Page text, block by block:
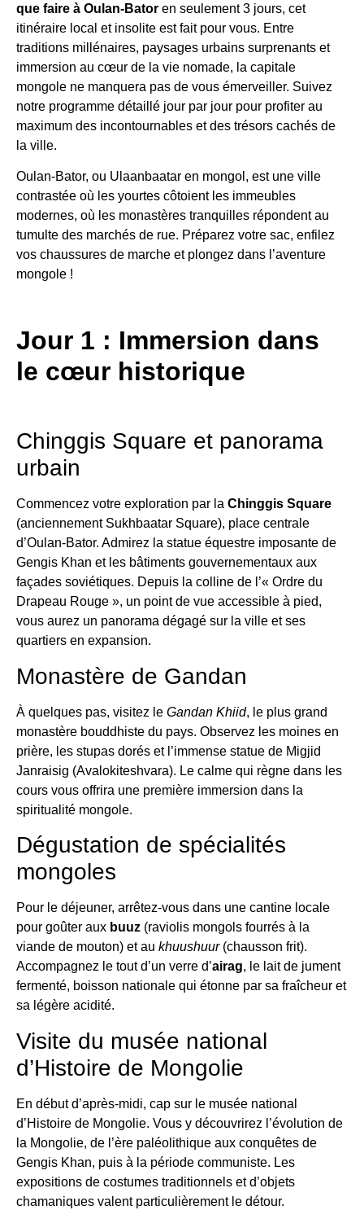
que faire à Oulan-Bator en seulement 3 jours, cet
itinéraire local et insolite est fait pour vous. Entre
traditions millénaires, paysages urbains surprenants et
immersion au cœur de la vie nomade, la capitale
mongole ne manquera pas de vous émerveiller. Suivez
notre programme détaillé jour par jour pour profiter au
maximum des incontournables et des trésors cachés de
la ville.
Oulan-Bator, ou Ulaanbaatar en mongol, est une ville
contrastée où les yourtes côtoient les immeubles
modernes, où les monastères tranquilles répondent au
tumulte des marchés de rue. Préparez votre sac, enfilez
vos chaussures de marche et plongez dans l’aventure
mongole !
Jour 1 : Immersion dans
le cœur historique
Chinggis Square et panorama
urbain
Commencez votre exploration par la Chinggis Square
(anciennement Sukhbaatar Square), place centrale
d’Oulan-Bator. Admirez la statue équestre imposante de
Gengis Khan et les bâtiments gouvernementaux aux
façades soviétiques. Depuis la colline de l’« Ordre du
Drapeau Rouge », un point de vue accessible à pied,
vous aurez un panorama dégagé sur la ville et ses
quartiers en expansion.
Monastère de Gandan
À quelques pas, visitez le Gandan Khiid, le plus grand
monastère bouddhiste du pays. Observez les moines en
prière, les stupas dorés et l’immense statue de Migjid
Janraisig (Avalokiteshvara). Le calme qui règne dans les
cours vous offrira une première immersion dans la
spiritualité mongole.
Dégustation de spécialités
mongoles
Pour le déjeuner, arrêtez-vous dans une cantine locale
pour goûter aux buuz (raviolis mongols fourrés à la
viande de mouton) et au khuushuur(chausson frit).
Accompagnez le tout d’un verre d’airag, le lait de jument
fermenté, boisson nationale qui étonne par sa fraîcheur et
sa légère acidité.
Visite du musée national
d’Histoire de Mongolie
En début d’après-midi, cap sur le musée national
d’Histoire de Mongolie. Vous y découvrirez l’évolution de
la Mongolie, de l’ère paléolithique aux conquêtes de
Gengis Khan, puis à la période communiste. Les
expositions de costumes traditionnels et d’objets
chamaniques valent particulièrement le détour.